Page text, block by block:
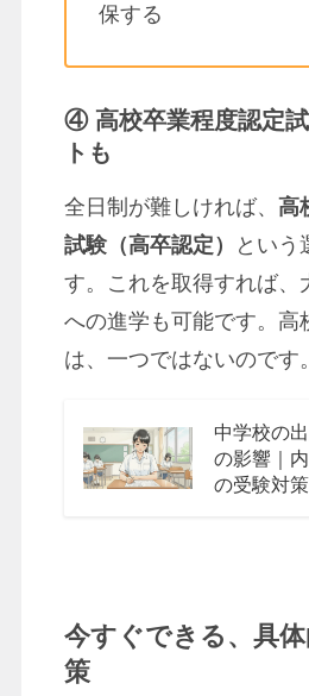
保する
④ 高校卒業程度認定
トも
全日制が難しければ、 高
試験（高卒認定）
という
す。これを取得すれば、
への進学も可能です。高
は、一つではないのです。
中学校の
の影響｜
の受験対
今すぐできる、具
策